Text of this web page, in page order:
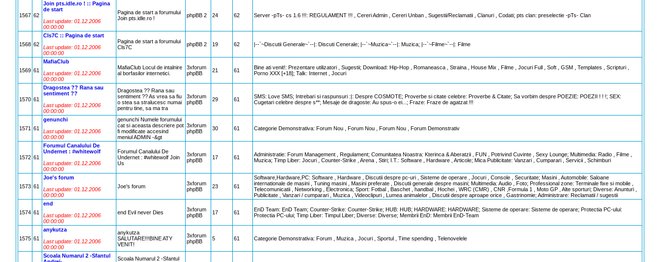
1567 62
Join pts.idle.ro ! :: Pagina
de start
Last update: 01.12.2006
00:00:00
Pagina de start a forumului
Join pts.idle.ro !
phpBB 2 24 62 Server -pTs- cs 1.6 !!!: REGULAMENT !!! , Cereri Admin , Cereri Unban , Sugestii/Reclamatii , Clanuri , Codati; pts clan: preselectie -pTs- Clan
1568 62
Cls7C :: Pagina de start
Last update: 01.12.2006
00:00:00
Pagina de start a forumului
Cls7C
phpBB 2 19 62 |--`~Discutii Generale~`--|: Discuti Cenerale; |--`~Muzica~`--|: Muzica; |--`~Filme~`--|: Filme
1569 61
MafiaClub
Last update: 01.12.2006
00:00:00
MafiaClub Locul de intalnire
al borfasilor internetici.
3xforum
phpBB
21 61
Bine ati venit!: Prezentare utilizatori , Sugestii; Download: Hip-Hop , Romaneasca , Straina , House Mix , Filme , Jocuri Full , Soft , GSM , Templates , Scripturi ,
Porno XXX [+18]; Talk: Internet , Jocuri
1570 61
Dragostea ?? Rana sau
sentiment ??
Last update: 01.12.2006
00:00:00
Dragostea ?? Rana sau
sentiment ?? As vrea sa fiu
o stea sa stralucesc numai
pentru tine, sa ma tra
3xforum
phpBB
29 61
SMS: Love SMS; Intrebari si raspunsuri :|: Despre COSMOTE; Proverbe si citate celebre: Proverbe & Citate; Sa vorbim despre POEZIE: POEZII ! ! !; SEX:
Cugetari celebre despre s**; Mesaje de dragoste: Au spus-o ei...; Fraze: Fraze de agatzat !!!
1571 61
genunchi
Last update: 01.12.2006
00:00:00
genunchi Numele forumului
cat si aceasta descriere pot
fi modificate accesind
meniul ADMIN -&gt
3xforum
phpBB
30 61 Categorie Demonstrativa: Forum Nou , Forum Nou , Forum Nou , Forum Demonstrativ
1572 61
Forumul Canalului De
Undernet : #whitewolf
Last update: 01.12.2006
00:00:00
Forumul Canalului De
Undernet : #whitewolf Join
Us
3xforum
phpBB
17 61
Administratie: Forum Management , Regulament; Comunitatea Noastra: Kterinca & Aberatzii , FUN , Potrivind Cuvinte , Sexy Lounge; Multimedia: Radio , Filme ,
Muzica; Timp Liber: Jocuri , Counter-Strike , Arena , Stiri; I.T.: Software , Hardware , Articole; Mica Publicitate: Vanzari , Cumparari , Servicii , Schimburi
1573 61
Joe's forum
Last update: 01.12.2006
00:00:00
Joe's forum
3xforum
phpBB
23 61
Software,Hardware,PC: Software , Hardware , Discutii despre pc-uri , Sisteme de operare , Jocuri , Console , Securitate; Masini , Automobile: Saloane
internationale de masini , Tuning masini , Masini preferate , Discutii generale despre masini; Multimedia: Audio , Foto; Professional zone: Terminale fixe si mobile ,
Telecomunicatii , Networking , Electronica; Sport: Fotbal , Baschet , handbal , Hochei , WRC (CMR) , CNR ,Formula 1 , Moto GP , Alte sporturi; Diverse: Anunturi ,
Publicitate , Vanzari / cumparari , Muzica , Videoclipuri , Lumea animalelor , Discutii despre aproape orice , Gastrinomie; Administrare: Reclamatii / sugestii
1574 61
end
Last update: 01.12.2006
00:00:00
end Evil never Dies
3xforum
phpBB
17 61
EnD Team: EnD Team; Counter-Strike: Counter-Strike; HUB: HUB; HARDWARE: HARDWARE; Sisteme de operare: Sisteme de operare; Protectia PC-ului:
Protectia PC-ului; Timp Liber: Timpul Liber; Diverse: Diverse; Membrii EnD: Membrii EnD-Team
1575 61
anykutza
Last update: 01.12.2006
00:00:00
anykutza
SALUTARE!!!BINE ATY
VENIT!
3xforum
phpBB
5 61 Categorie Demonstrativa: Forum , Muzica , Jocuri , Sportul , Time spending , Telenovelele
Scoala Numarul 2 -Sfantul
Scoala Numarul 2 -Sfantul